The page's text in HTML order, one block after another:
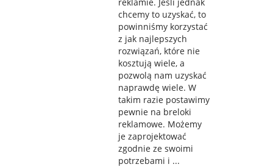
chcemy to uzyskać, to
powinniśmy korzystać
z jak najlepszych
rozwiązań, które nie
kosztują wiele, a
pozwolą nam uzyskać
naprawdę wiele. W
takim razie postawimy
pewnie na breloki
reklamowe. Możemy
je zaprojektować
zgodnie ze swoimi
potrzebami i ...